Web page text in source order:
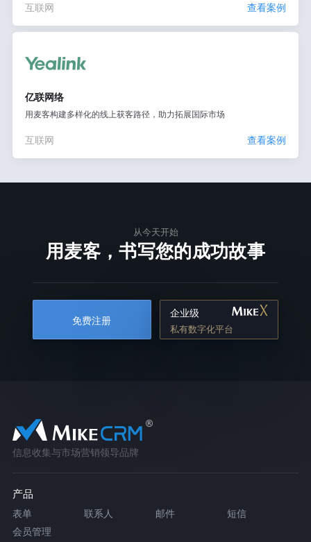
互联网 查看案例
亿联网络
用麦客构建多样化的线上获客路径，助力拓展国际市场
互联网 查看案例
从今天开始
用麦客，书写您的成功故事
免费注册
企业级
私有数字化平台
信息收集与市场营销领导品牌
产品
表单 联系人 邮件
短信
会员管理